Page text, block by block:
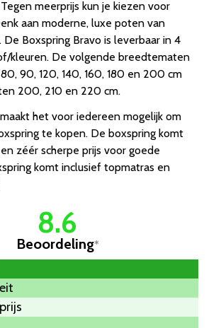
meerprijs kun je kiezen voor
aan moderne, luxe poten van
Boxspring Bravo is leverbaar in 4
kleuren. De volgende breedtematen
90, 120, 140, 160, 180 en 200 cm
200, 210 en 220 cm.
het voor iedereen mogelijk om
te kopen. De boxspring komt
zéér scherpe prijs voor goede
komt inclusief topmatras en
8.6
Beoordeling*